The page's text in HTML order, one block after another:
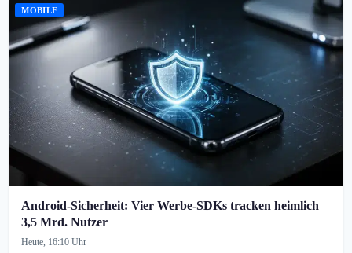
MOBILE
Android-Sicherheit: Vier Werbe-SDKs tracken heimlich
3,5 Mrd. Nutzer
Heute, 16:10 Uhr